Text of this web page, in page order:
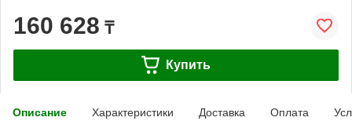
160 628 ₸
Купить
Описание Характеристики Доставка Оплата